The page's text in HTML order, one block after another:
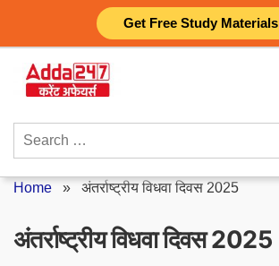
Get Free Study Materials
content
Search
Home » अंतर्राष्ट्रीय विधवा दिवस 2025
अंतर्राष्ट्रीय विधवा दिवस 2025